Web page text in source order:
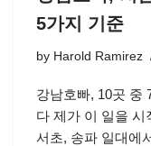
5가지 기준
by Harold Ramirez
강남호빠, 10곳 중
다 제가 이 일을 시
서초, 송파 일대에